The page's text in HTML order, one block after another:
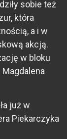
sobie też
która
a i w
akcją.
w bloku
już w
Piekarczyka